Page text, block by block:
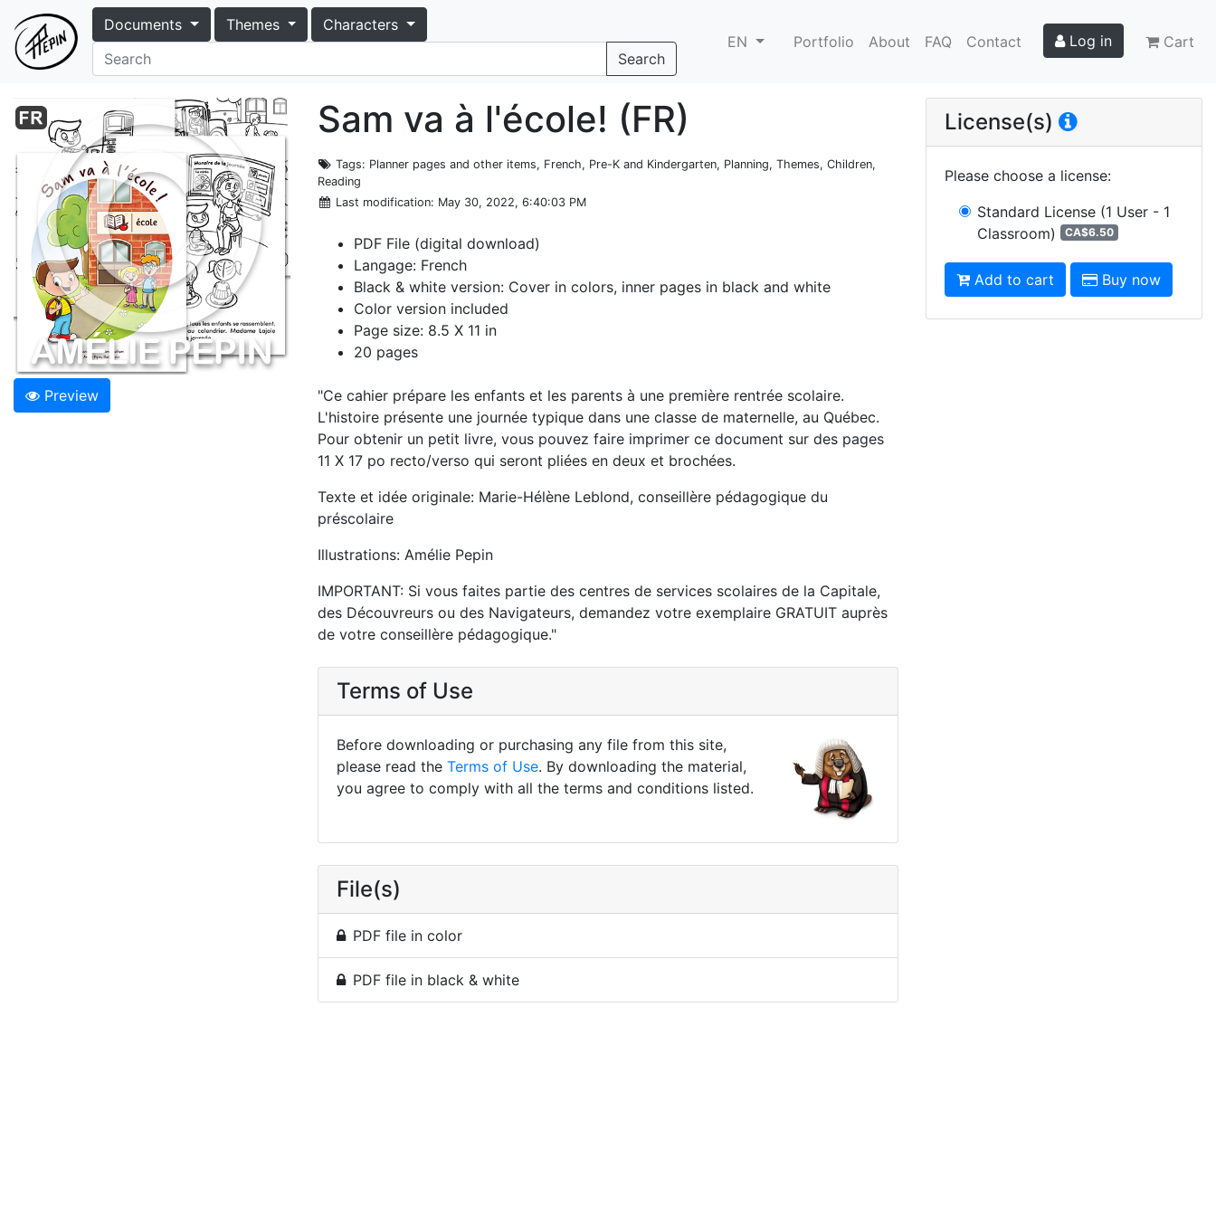
Documents Themes
Characters
Search
EN Portfolio About FAQ Contact Log in Cart
Preview
Sam va à l'école! (FR)
Tags: Planner pages and other items, French, Pre-K and Kindergarten, Planning, Themes, Children,
Reading
Last modification: May 30, 2022, 6:40:03 PM
PDF File (digital download)
Langage: French
Black & white version: Cover in colors, inner pages in black and white
Color version included
Page size: 8.5 X 11 in
20 pages
"Ce cahier prépare les enfants et les parents à une première rentrée scolaire.
L'histoire présente une journée typique dans une classe de maternelle, au Québec.
Pour obtenir un petit livre, vous pouvez faire imprimer ce document sur des pages
11 X 17 po recto/verso qui seront pliées en deux et brochées.
Texte et idée originale: Marie-Hélène Leblond, conseillère pédagogique du
préscolaire
Illustrations: Amélie Pepin
IMPORTANT: Si vous faites partie des centres de services scolaires de la Capitale,
des Découvreurs ou des Navigateurs, demandez votre exemplaire GRATUIT auprès
de votre conseillère pédagogique."
Terms of Use
Before downloading or purchasing any file from this site,
please read the Terms of Use. By downloading the material,
you agree to comply with all the terms and conditions listed.
File(s)
PDF file in color
PDF file in black & white
License(s)
Please choose a license:
Standard License (1 User - 1
Classroom)
CA$6.50
Add to cart Buy now